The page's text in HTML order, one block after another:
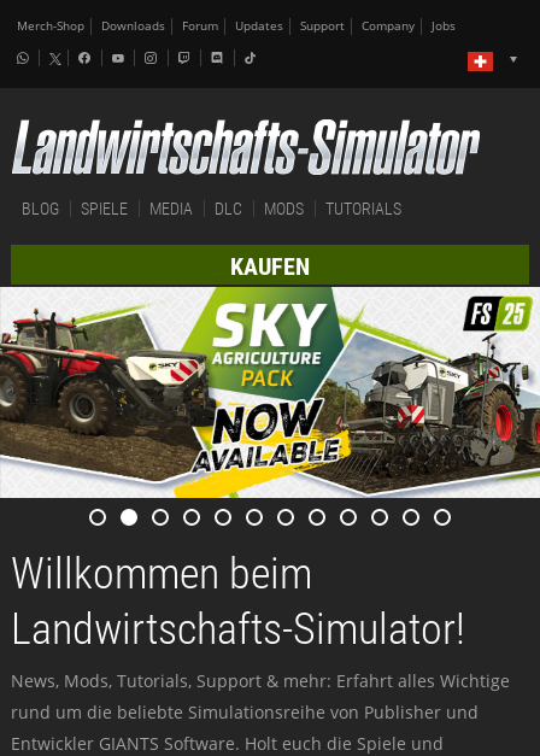
Merch-Shop Downloads Forum Updates Support Company Jobs
BLOG SPIELE MEDIA DLC MODS TUTORIALS
KAUFEN
Willkommen beim
Landwirtschafts-Simulator!
News, Mods, Tutorials, Support & mehr: Erfahrt alles Wichtige
rund um die beliebte Simulationsreihe von Publisher und
Entwickler GIANTS Software. Holt euch die Spiele und